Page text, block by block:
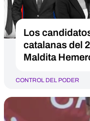
Los
catalanas del
Maldita
CONTROL DEL PODER